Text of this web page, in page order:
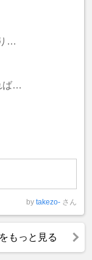
…
ば…
by takezo- さん
もっと見る